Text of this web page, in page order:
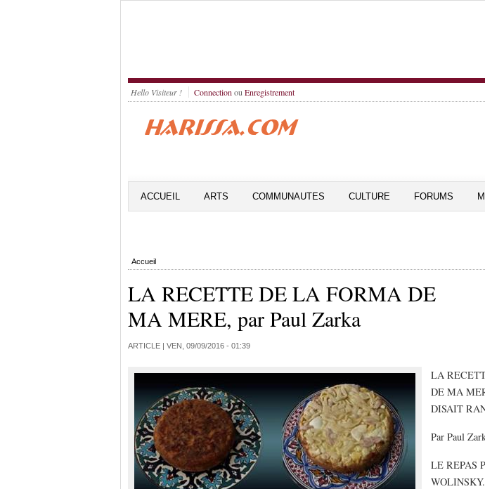
Hello Visiteur ! Connection ou Enregistrement
ACCUEIL ARTS COMMUNAUTES CULTURE FORUMS
Accueil
LA RECETTE DE LA FORMA DE
MA MERE, par Paul Zarka
ARTICLE | VEN, 09/09/2016 - 01:39
LA
DE MA
DISAIT
Par Paul
LE REPAS